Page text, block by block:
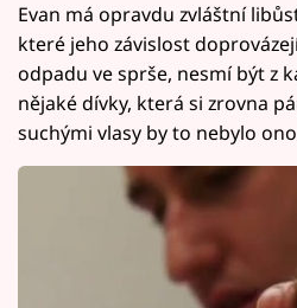
Evan má opravdu zvláštní
které jeho závislost
odpadu ve sprše, nesmí být z
nějaké dívky, která si zrovna
suchými vlasy by to nebylo